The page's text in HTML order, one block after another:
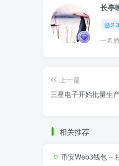
长亭
一名
上一篇
三星电子开始批量生
相关推荐
币安Web3钱包 –